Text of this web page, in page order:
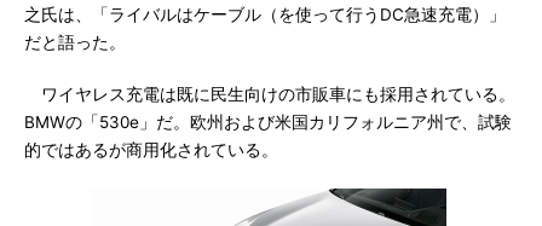
之氏は、「ライバルはケーブル（を使って行うDC急速充電）」
だと語った。
ワイヤレス充電は既に民生向けの市販車にも採用されている。
BMWの「530e」だ。欧州および米国カリフォルニア州で、試験
的ではあるが商用化されている。